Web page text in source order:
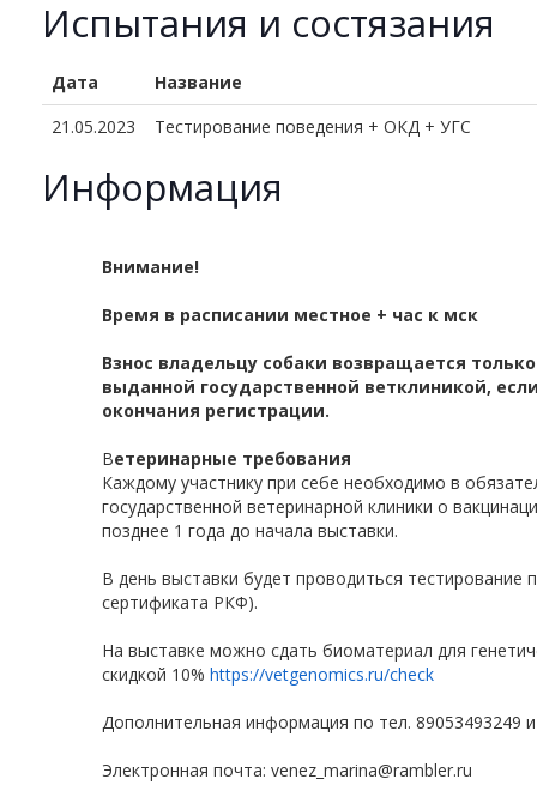
Испытания и состязания
Дата
Название
21.05.2023
Тестирование поведения + ОКД + УГС
Информация
Внимание!
Время в расписании местное + час к мск
Взнос владельцу собаки возвращается
выданной государственной ветклиникой,
окончания регистрации.
Ветеринарные требования
Каждому участнику при себе необходимо в
государственной ветеринарной клиники о
позднее 1 года до начала выставки.
В день выставки будет проводиться
сертификата РКФ).
На выставке можно сдать биоматериал для
скидкой 10% https://vetgenomics.ru/check
Дополнительная информация по тел. 89053493249
Электронная почта: venez_marina@rambler.ru